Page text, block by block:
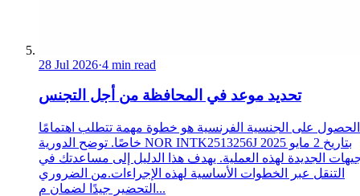
28 Jul 2026·4 min read
تحديد موعد في المحافظة من أجل التجنس
الحصول على الجنسية الفرنسية هو خطوة مهمة تتطلب اهتمامًا
خاصًا. توضح الدورية NOR INTK2513256J بتاريخ 2 مايو 2025
الجديدة لهذه العملية. يهدف هذا الدليل إلى مساعدتك في
التنقل عبر الخطوات الأساسية لهذه الإجراءات.من الضروري
التحضير جيدًا لضمان م...